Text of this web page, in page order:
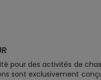
pour des activités de
sont exclusivement